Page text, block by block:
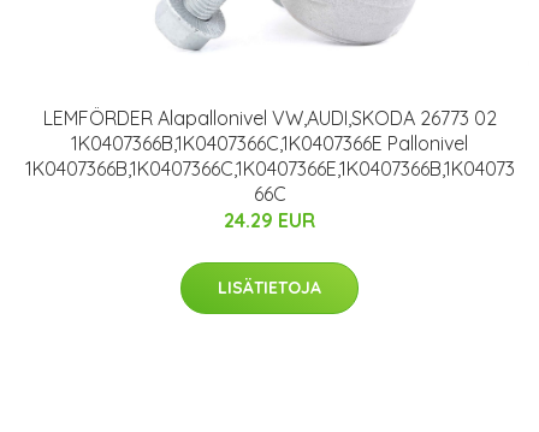
LEMFÖRDER Alapallonivel VW,AUDI,SKODA 26773 02
1K0407366B,1K0407366C,1K0407366E Pallonivel
1K0407366B,1K0407366C,1K0407366E,1K0407366B,1K04073
66C
24.29 EUR
LISÄTIETOJA